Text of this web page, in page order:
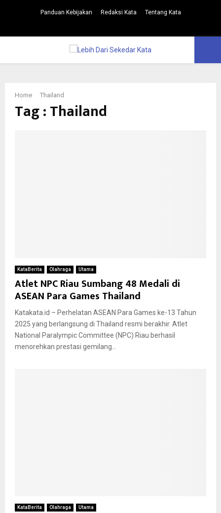
Panduan Kebijakan Redaksi Kata Tentang Kata
PRIMARY
MENU
Home Thailand
Tag : Thailand
KataBerita Olahraga Utama
Atlet NPC Riau Sumbang 48 Medali di
ASEAN Para Games Thailand
Katakata.id – Perhelatan ASEAN Para Games ke-13 Tahun
2025 yang berlangsung di Thailand resmi berakhir. Atlet
National Paralympic Committee (NPC) Riau berhasil
menorehkan prestasi gemilang...
KataBerita Olahraga Utama